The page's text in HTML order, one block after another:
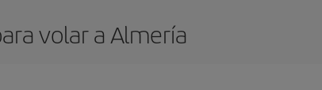
volar a Almería